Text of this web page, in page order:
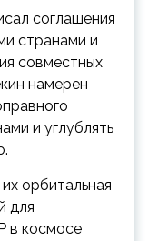
соглашения
странами и
совместных
намерен
и углублять
орбитальная
для
в космосе